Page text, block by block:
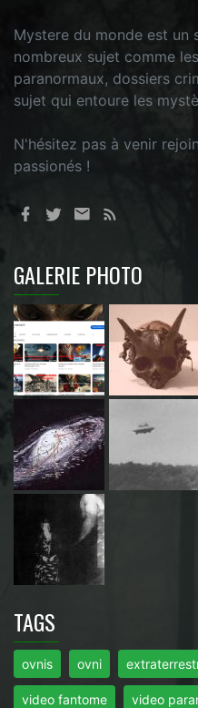
Mystere du monde est un
nombreux sujet comme
paranormaux, dossiers
sujet qui entoure les
N'hésitez pas à venir
passionés !
GALERIE PHOTO
TAGS
ovnis ovni
video fantome video